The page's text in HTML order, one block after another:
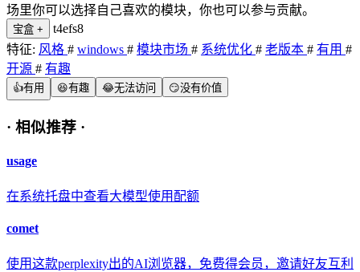
场里你可以选择自己喜欢的模块，你也可以参与贡献。
宝盒 +
t4efs8
特征: 风格 # windows # 模块市场 # 系统优化 # 老版本 # 有用 #
开源 # 有趣
👍有用 😆有趣 😂无法访问 😏没有价值
· 相似推荐 ·
usage
在系统托盘中查看大模型使用配额
comet
使用这款perplexity出的AI浏览器，免费得会员，邀请好友互利